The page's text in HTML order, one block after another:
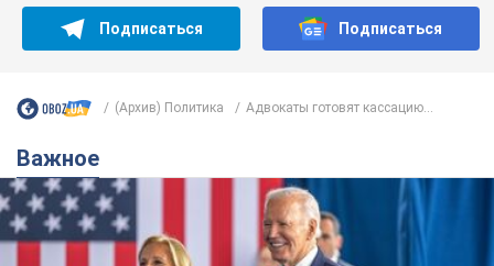
Подписаться Подписаться
(Архив) Политика Адвокаты готовят кассацию...
Важное